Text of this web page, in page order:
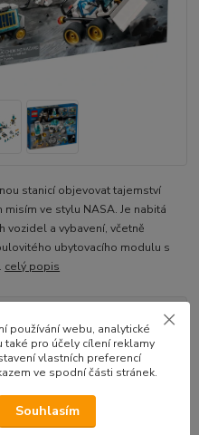
stanicí objevovat tajemství
misím ve stylu NASA. Je nabitá
vozidel a vybavení, včetně
ubytovacího modulu s
celý popis
používání webu, analytické
také pro účely cílení reklamy
vlastních preferencí
ve spodní části stránek.
Souhlasím